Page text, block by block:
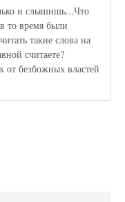
и слышишь...Что
то время были
такие слова на
считаете?
безбожных властей